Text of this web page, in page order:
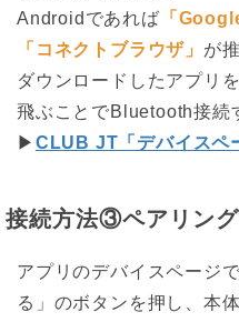
Androidであれば 「
「コネクトブラウザ」 が
ダウンロードしたアプリ
飛ぶことでBluetooth接続
▶ CLUB JT「デバイスペ
接続方法③ペアリン
アプリのデバイスページ
る」のボタンを押し、本